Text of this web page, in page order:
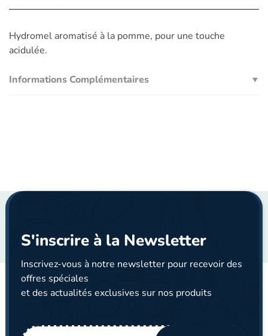
Hydromel aromatisé à la pomme, pour une touche
acidulée.
Informations Complémentaires
S'inscrire à la Newsletter
Inscrivez-vous à notre newsletter pour recevoir des
offres spéciales
et des actualités exclusives sur nos produits